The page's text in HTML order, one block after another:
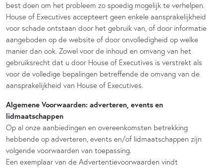
best doen om het probleem zo spoedig mogelijk te verhelpen.
House of Executives accepteert geen enkele aansprakelijkheid
voor schade ontstaan door het gebruik van, of door informatie
aangeboden op de website of door onvolledigheid op welke
manier dan ook. Zowel voor de inhoud en omvang van het
gebruiksrecht dat u door House of Executives is verstrekt als
voor de volledige bepalingen betreffende de omvang van de
aansprakelijkheid van House of Executives.
Algemene Voorwaarden: adverteren, events en
lidmaatschappen
Op al onze aanbiedingen en overeenkomsten betrekking
hebbende op adverteren, events en/of lidmaatschappen zijn
volgende voorwaarden van toepassing.
Een exemplaar van de Advertentievoorwaarden vindt